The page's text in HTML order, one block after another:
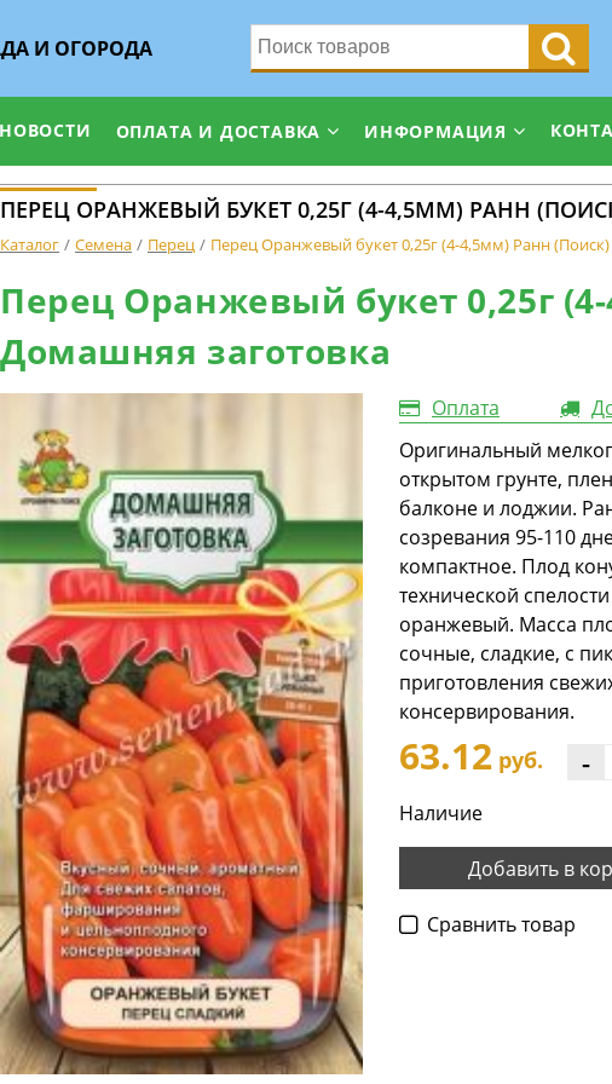
И ОГОРОДА
НОВОСТИ ОПЛАТА И ДОСТАВКА ИНФОРМАЦИЯ
ПЕРЕЦ ОРАНЖЕВЫЙ БУКЕТ 0,25Г (4-4,5ММ) РАНН
Каталог Семена Перец Перец Оранжевый букет 0,25г (4-4,5мм) Ранн
Перец Оранжевый букет 0,25г
Домашняя заготовка
Оплата
Оригинальный
открытом грунте,
балконе и лоджии.
созревания 95-110
компактное. Плод
технической
оранжевый. Масса
сочные, сладкие, с
приготовления
консервирования.
63.12 руб. -
Наличие
Добавить в
Cравнить товар